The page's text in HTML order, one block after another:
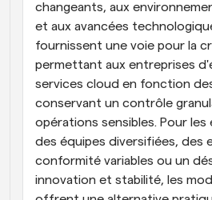
changeants, aux
et aux avancées
fournissent une voie pour la
permettant aux entreprises
services cloud en fonction
conservant un contrôle
opérations sensibles. Pour les
des équipes diversifiées, des
conformité variables ou un
innovation et stabilité, les